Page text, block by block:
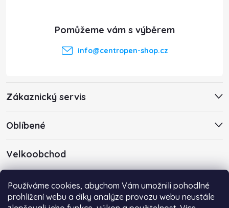
Používáme cookies, abychom Vám umožnili pohodlné
prohlížení webu a díky analýze provozu webu neustále
Zákaznický servis
Oblíbené
Velkoobchod
poptávkou emailem na adresuinfo@centropen-shop.cz.
info@centropen-shop.cz